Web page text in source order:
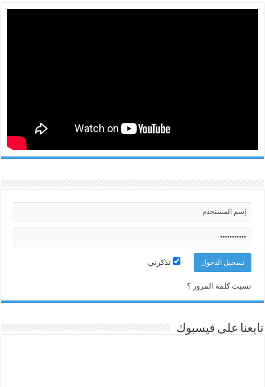
تذكرني
نسيت كلمة المرور ؟
تابعنا على فيسبوك